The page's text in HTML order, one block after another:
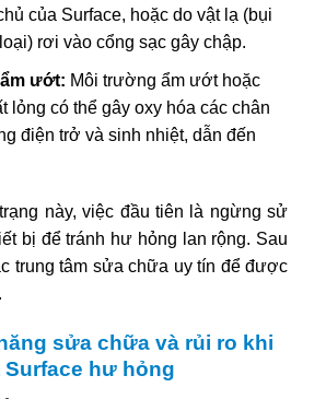
của Surface, hoặc do vật lạ (bụi
rơi vào cổng sạc gây chập.
ướt: Môi trường ẩm ướt hoặc
lỏng có thể gây oxy hóa các chân
điện trở và sinh nhiệt, dẫn đến
này, việc đầu tiên là ngừng sử
bị để tránh hư hỏng lan rộng. Sau
trung tâm sửa chữa uy tín để được
sửa chữa và rủi ro khi
hư hỏng